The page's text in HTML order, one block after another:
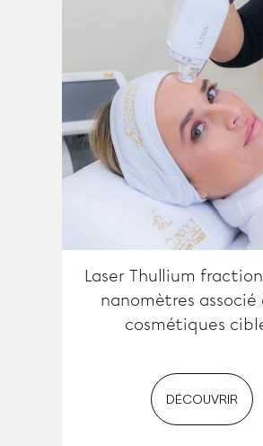
Laser Thullium
nanomètres associé
cosmétiques
DÉCOUVRIR